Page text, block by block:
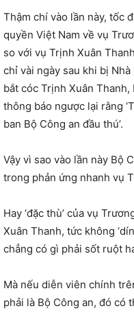
Thậm chí vào lần này, tốc
quyền Việt Nam về vụ
so với vụ Trịnh Xuân
chỉ vài ngày sau khi bị
bắt cóc Trịnh Xuân
thông báo ngược lại rằng
ban Bộ Công an đầu thú’.
Vậy vì sao vào lần này Bộ
trong phản ứng nhanh vụ
Hay ‘đặc thù’ của vụ
Xuân Thanh, tức không
chẳng có gì phải sốt ruột
Mà nếu diễn viên chính
phải là Bộ Công an, đó có